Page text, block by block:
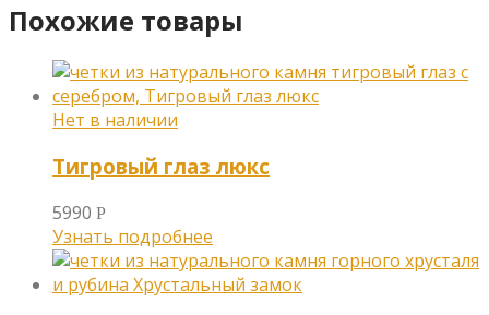
Похожие товары
Тигровый глаз люкс
5990 Р
Узнать подробнее